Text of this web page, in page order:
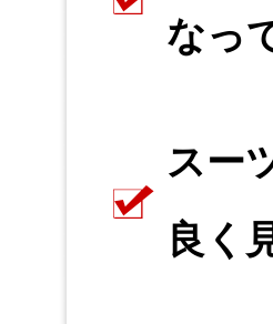
なっ
スー
良く